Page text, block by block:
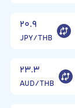
۲۰.۹
JPY/THB
۲۳.۳
AUD/THB